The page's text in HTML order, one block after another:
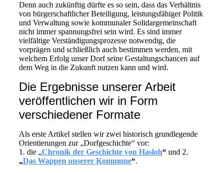
Denn auch zukünftig dürfte es so sein, dass das Verhältnis
von bürgerschaftlicher Beteiligung, leistungsfähiger Politik
und Verwaltung sowie kommunaler Solidargemeinschaft
nicht immer spannungsfrei sein wird. Es sind immer
vielfältige Verständigungsprozesse notwendig, die
vorprägen und schließlich auch bestimmen werden, mit
welchem Erfolg unser Dorf seine Gestaltungschancen auf
dem Weg in die Zukunft nutzen kann und wird.
Die Ergebnisse unserer Arbeit
veröffentlichen wir in Form
verschiedener Formate
Als erste Artikel stellen wir zwei historisch grundlegende
Orientierungen zur „Dorfgeschichte“ vor:
1. die „Chronik der Geschichte von Hasloh“und 2.
„Das Wappen unserer Kommune“.